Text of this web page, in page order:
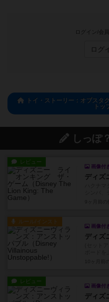
ログイン/会
ログ
トイ・ストーリー：オブスタ
トッ
しっぽ
レビュー
画像付
ルール/インスト
画像付
レビュー
画像付